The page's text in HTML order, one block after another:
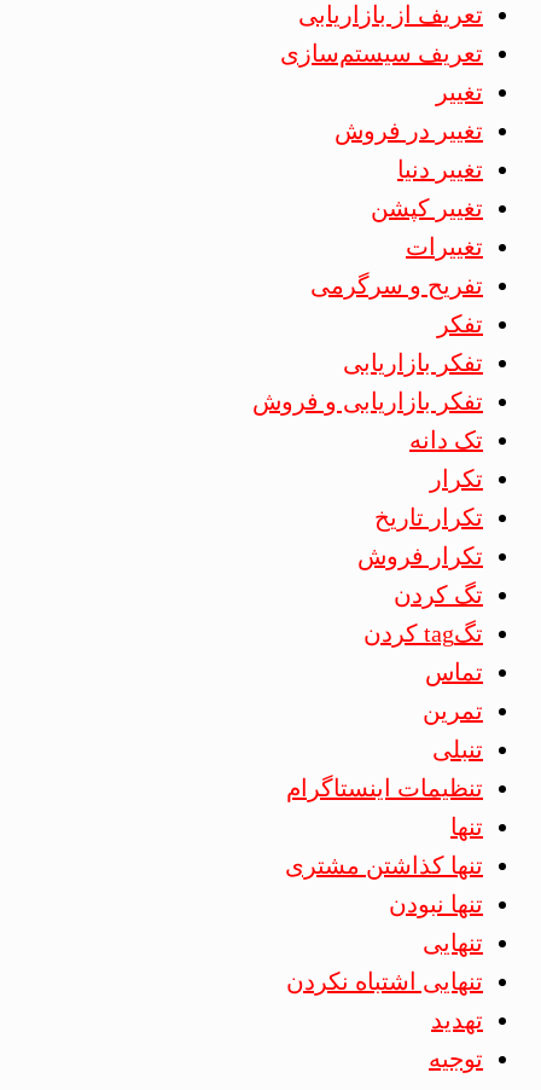
تعریف از بازاریابی
تعریف سیستم‌سازی
تغییر
تغییر در فروش
تغییر دنیا
تغییر کپشن
تغییرات
تفریح و سرگرمی
تفکر
تفکر بازاریابی
تفکر بازاریابی و فروش
تک دانه
تکرار
تکرار تاریخ
تکرار فروش
تگ کردن
تگtag کردن
تماس
تمرین
تنبلی
تنظیمات اینستاگرام
تنها
تنها کذاشتن مشتری
تنها نبودن
تنهایی
تنهایی اشتباه نکردن
تهدید
توجیه